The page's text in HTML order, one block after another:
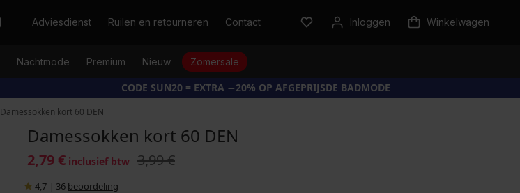
ZoekenAdviesdienst Ruilen en retourneren Contact Inloggen Winkelwagen
Nachtmode Premium Nieuw Zomersale
CODE SUN20 = EXTRA −20% OP AFGEPRIJSDE BADMODE
Damessokken kort 60 DEN
Damessokken kort 60 DEN
2,79 € inclusief btw 3,99 €
4,7 36 beoordeling